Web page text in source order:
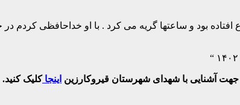
افتاده بود و ساعتها گریه می کرد‌ . با او خداحافظی کردم
جهت آشنایی با شهدای شهرستان قیروکارزین اینجاکلیک کنید.